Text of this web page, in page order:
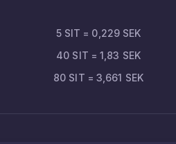
5 SIT = 0,229 SEK
40 SIT =1,83 SEK
80 SIT = 3,661 SEK